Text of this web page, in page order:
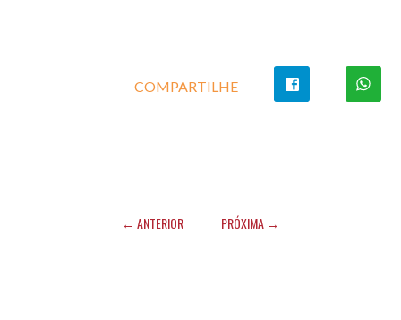
COMPARTILHE
← ANTERIOR PRÓXIMA →